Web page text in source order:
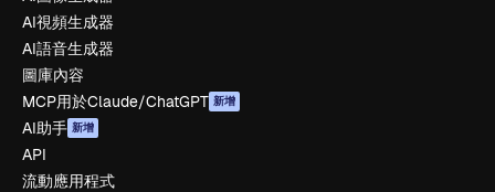
AI視頻生成器
AI語音生成器
圖庫內容
MCP用於Claude/ChatGPT 新增
AI助手 新增
API
流動應用程式